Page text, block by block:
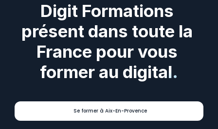
Digit Formations
présent dans toute la
France pour vous
former au digital.
Se former à Aix-En-Provence